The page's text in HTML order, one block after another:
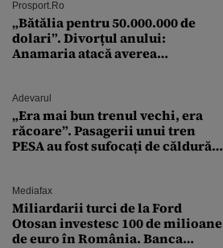
Prosport.ro
„Bătălia pentru 50.000.000 de
dolari”. Divorțul anului:
Anamaria atacă averea
Adevarul
„Era mai bun trenul vechi, era
răcoare”. Pasagerii unui tren
PESA au fost sufocați de căldură
Mediafax
Miliardarii turci de la Ford
Otosan investesc 100 de milioane
de euro în România. Banca